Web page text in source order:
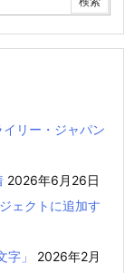
イリー・ジャパン
2026年6月26日
ェクトに追加す
」
2026年2月